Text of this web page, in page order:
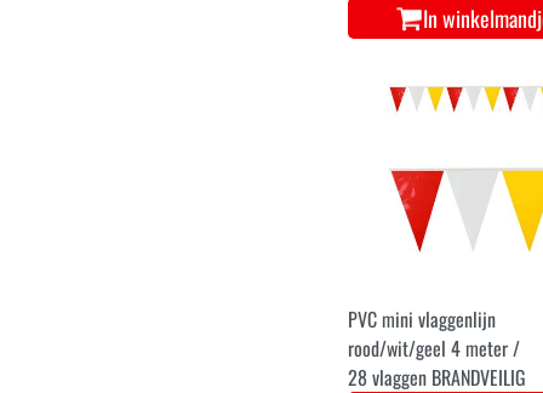
In
PVC mini vlaggenlijn
rood/wit/geel 4 meter /
28 vlaggen BRANDVEILIG